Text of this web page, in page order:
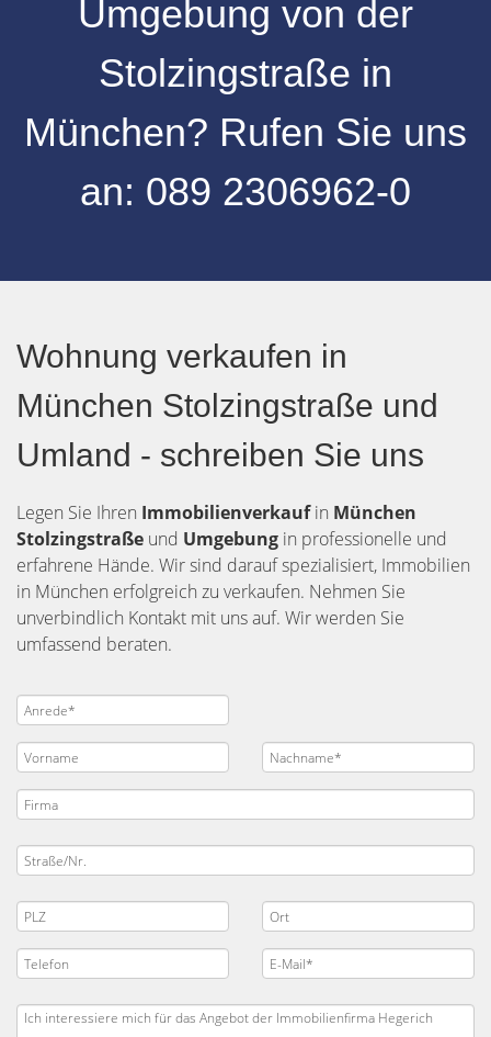
Umgebung von der
Stolzingstraße in
München? Rufen Sie uns
an: 089 2306962-0
Wohnung verkaufen in
München Stolzingstraße und
Umland - schreiben Sie uns
Legen Sie Ihren Immobilienverkaufin München
Stolzingstraße und Umgebung in professionelle und
erfahrene Hände. Wir sind darauf spezialisiert, Immobilien
in München erfolgreich zu verkaufen. Nehmen Sie
unverbindlich Kontakt mit uns auf. Wir werden Sie
umfassend beraten.